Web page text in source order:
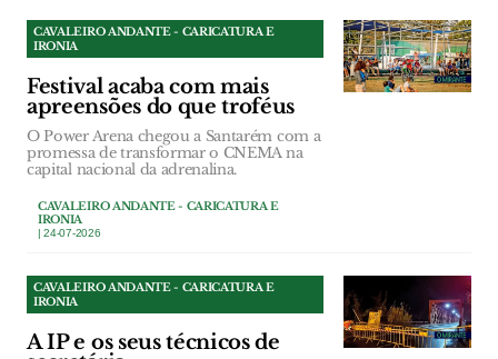
CAVALEIRO ANDANTE - CARICATURA E
IRONIA
Festival acaba com mais
apreensões do que troféus
O Power Arena chegou a Santarém com a
promessa de transformar o CNEMA na
capital nacional da adrenalina.
CAVALEIRO ANDANTE - CARICATURA E
IRONIA
| 24-07-2026
CAVALEIRO ANDANTE - CARICATURA E
IRONIA
A IP e os seus técnicos de